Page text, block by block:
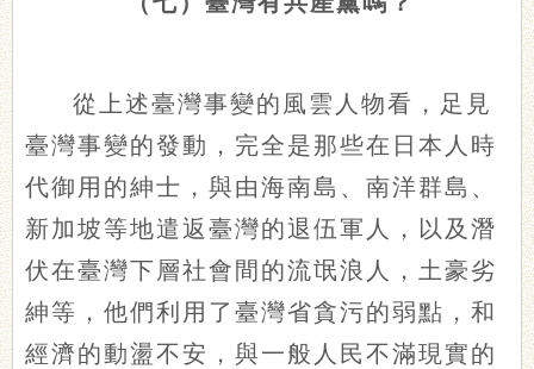
從上述臺灣事變的風雲人物看，足見
臺灣事變的發動，完全是那些在日本人時
代御用的紳士，與由海南島、南洋群島、
新加坡等地遣返臺灣的退伍軍人，以及潛
伏在臺灣下層社會間的流氓浪人，土豪劣
紳等，他們利用了臺灣省貪污的弱點，和
經濟的動盪不安，與一般人民不滿現實的